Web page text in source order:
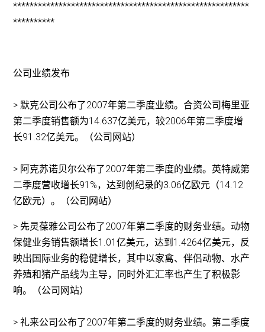
*********************************************************
**********
公司业绩发布
> 默克公司公布了2007年第二季度业绩。合资公司梅里亚
第二季度销售额为14.637亿美元，较2006年第二季度增
长91.32亿美元。（公司网站）
> 阿克苏诺贝尔公布了2007年第二季度的业绩。英特威第
二季度营收增长91%，达到创纪录的3.06亿欧元（14.12
亿欧元）。（公司网站）
> 先灵葆雅公司公布了2007年第二季度的财务业绩。动物
保健业务销售额增长1.01亿美元，达到1.4264亿美元，反
映出国际业务的稳健增长，其中以家禽、伴侣动物、水产
养殖和猪产品线为主导，同时外汇汇率也产生了积极影
响。（公司网站）
> 礼来公司公布了2007年第二季度的财务业绩。第二季度